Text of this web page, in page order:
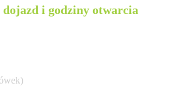
i godziny otwarcia